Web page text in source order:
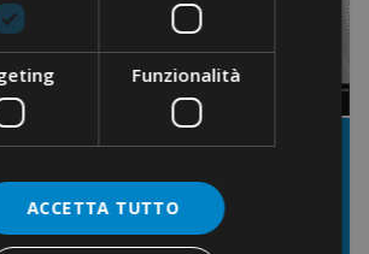
Funzionalità
ACCETTA TUTTO